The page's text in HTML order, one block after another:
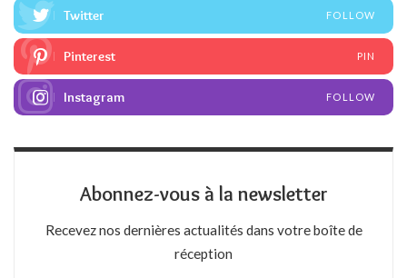
Twitter FOLLOW
Pinterest PIN
Instagram FOLLOW
Abonnez-vous à la newsletter
Recevez nos dernières actualités dans votre boîte de
réception